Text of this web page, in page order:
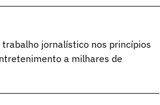
jornalístico nos princípios
a milhares de